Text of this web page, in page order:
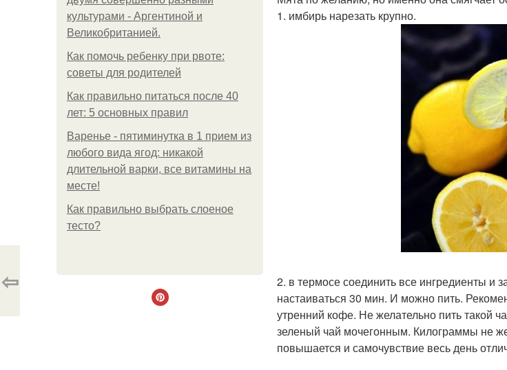
культурами - Аргентиной и
Великобританией.
Как помочь ребенку при рвоте:
советы для родителей
Как правильно питаться после 40
лет: 5 основных правил
Варенье - пятиминутка в 1 прием из
любого вида ягод: никакой
длительной варки, все витамины на
месте!
Как правильно выбрать слоеное
тесто?
1. имбирь нарезать крупно.
2. в термосе соединить все ингредиенты и
настаиваться 30 мин. И можно пить.
утренний кофе. Не желательно пить такой
зеленый чай мочегонным. Килограммы не
повышается и самочувствие весь день
⇦